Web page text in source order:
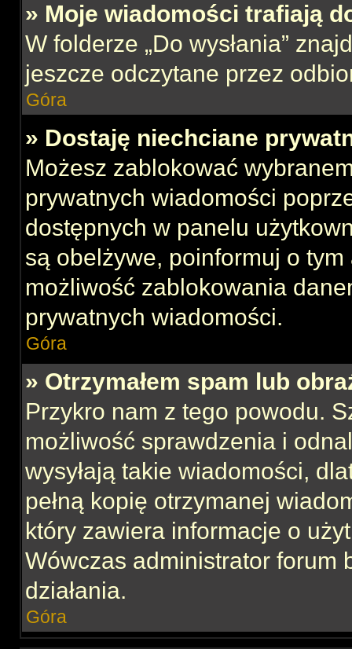
» Moje wiadomości trafiają
W folderze „Do wysłania”
jeszcze odczytane przez
Góra
» Dostaję niechciane
Możesz zablokować
prywatnych wiadomości
dostępnych w panelu
są obelżywe, poinformuj o
możliwość zablokowania
prywatnych wiadomości.
Góra
» Otrzymałem spam lub
Przykro nam z tego powodu.
możliwość sprawdzenia i
wysyłają takie wiadomości,
pełną kopię otrzymanej
który zawiera informacje o
Wówczas administrator forum
działania.
Góra